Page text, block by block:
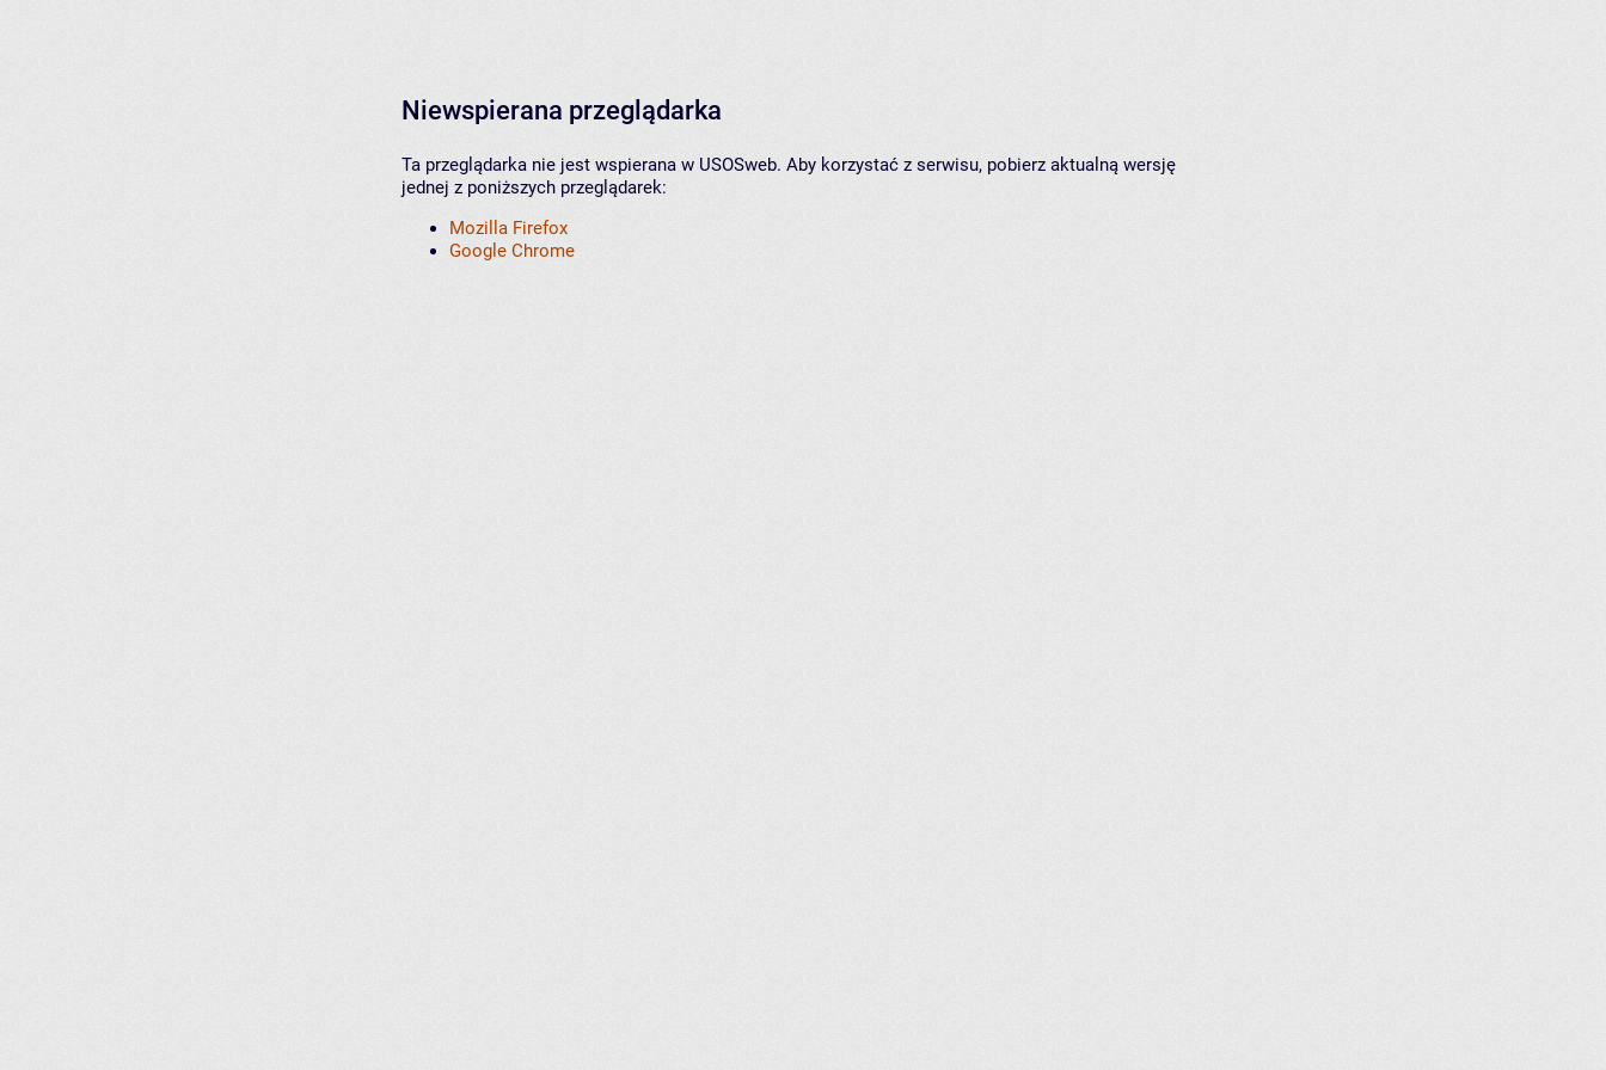
Niewspierana przeglądarka
Ta przeglądarka nie jest wspierana w USOSweb. Aby korzystać z serwisu, pobierz aktualną wersję
jednej z poniższych przeglądarek:
Mozilla Firefox
Google Chrome